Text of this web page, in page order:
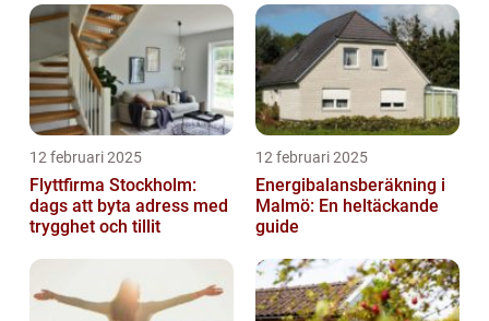
12 februari 2025
Flyttfirma Stockholm:
dags att byta adress med
trygghet och tillit
12 februari 2025
Energibalansberäkning i
Malmö: En heltäckande
guide